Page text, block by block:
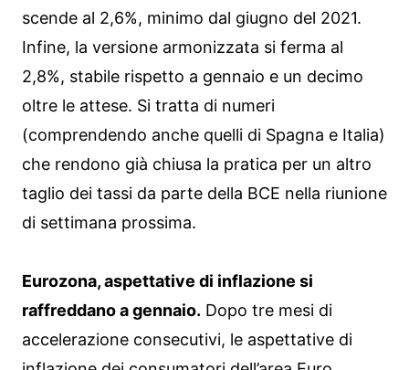
scende al 2,6%, minimo dal giugno del 2021.
Infine, la versione armonizzata si ferma al
2,8%, stabile rispetto a gennaio e un decimo
oltre le attese. Si tratta di numeri
(comprendendo anche quelli di Spagna e Italia)
che rendono già chiusa la pratica per un altro
taglio dei tassi da parte della BCE nella riunione
di settimana prossima.
Eurozona, aspettative di inflazione si
raffreddano a gennaio. Dopo tre mesi di
accelerazione consecutivi, le aspettative di